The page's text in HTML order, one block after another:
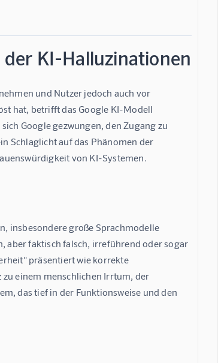
KI-Halluzinationen
und Nutzer jedoch auch vor
hat, betrifft das Google KI-Modell
Google gezwungen, den Zugang zu
Schlaglicht auf das Phänomen der
von KI-Systemen.
insbesondere große Sprachmodelle
aber faktisch falsch, irreführend oder sogar
präsentiert wie korrekte
einem menschlichen Irrtum, der
das tief in der Funktionsweise und den